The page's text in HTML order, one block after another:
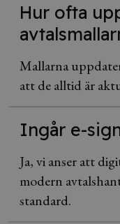
Hur ofta
Mallarna
att de alltid är
Ingår e-
Ja, vi anser att
modern
standard.